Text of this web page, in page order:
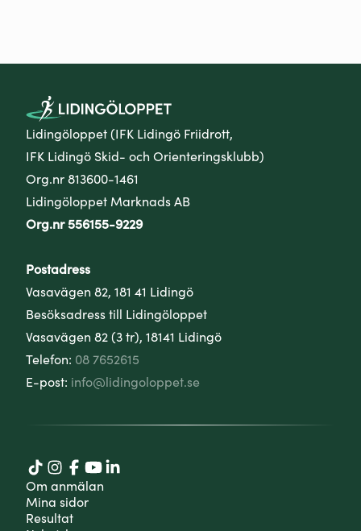
Lidingöloppet (IFK Lidingö Friidrott,
IFK Lidingö Skid- och Orienteringsklubb)
Org.nr 813600-1461
Lidingöloppet Marknads AB
Org.nr 556155-9229
Postadress
Vasavägen 82, 181 41 Lidingö
Besöksadress till Lidingöloppet
Vasavägen 82 (3 tr), 18141 Lidingö
Telefon: 08 7652615
E-post: info@lidingoloppet.se
Om anmälan
Mina sidor
Resultat